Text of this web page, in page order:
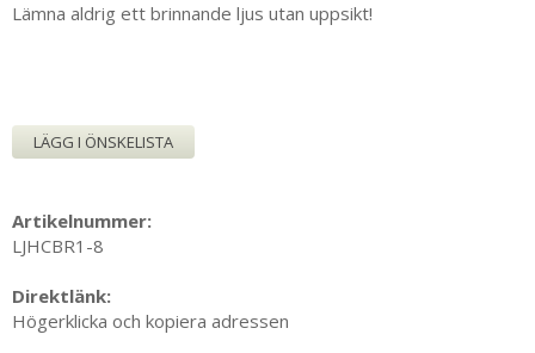
Lämna aldrig ett brinnande ljus utan uppsikt!
LÄGG I ÖNSKELISTA
Artikelnummer:
LJHCBR1-8
Direktlänk:
Högerklicka och kopiera adressen